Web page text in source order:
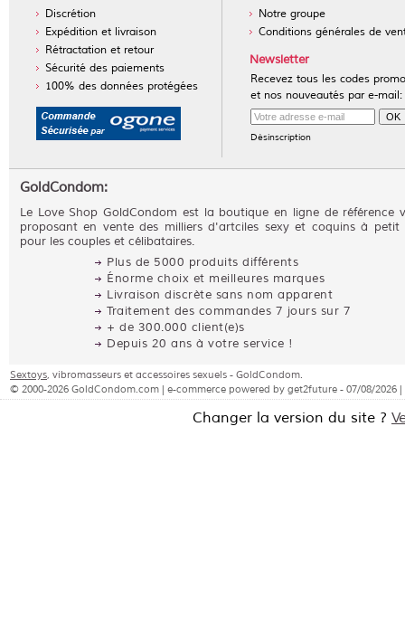
Discrétion
Expédition et livraison
Rétractation et retour
Sécurité des paiements
100% des données protégées
Notre groupe
Conditions générales de
Newsletter
Recevez tous les codes
et nos nouveautés par e-mail:
Désinscription
GoldCondom:
Le Love Shop GoldCondom est la boutique en ligne de référence
proposant en vente des milliers d'artciles sexy et coquins à petit
pour les couples et célibataires.
Plus de 5000 produits différents
Énorme choix et meilleures marques
Livraison discrète sans nom apparent
Traitement des commandes 7 jours sur 7
+ de 300.000 client(e)s
Depuis 20 ans à votre service !
Sextoys, vibromasseurs et accessoires sexuels - GoldCondom.
© 2000-2026 GoldCondom.com | e-commerce powered by get2future - 07/08/2026 |
Changer la version du site ?